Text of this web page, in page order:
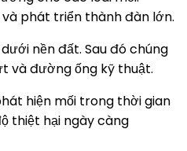
và phát triển thành đàn lớn.
nền đất. Sau đó chúng
và đường ống kỹ thuật.
hiện mối trong thời gian
thiệt hại ngày càng